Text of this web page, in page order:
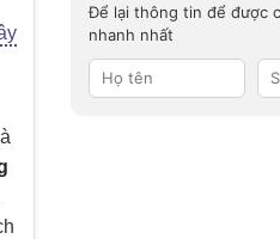
Để lại thông tin để được
nhanh nhất